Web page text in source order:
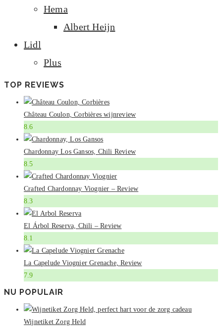
Hema
Albert Heijn
Lidl
Plus
TOP REVIEWS
Château Coulon, Corbières wijnreview
8.6
Chardonnay Los Gansos, Chili Review
8.5
Crafted Chardonnay Viognier – Review
8.3
El Árbol Reserva, Chili – Review
8.1
La Capelude Viognier Grenache, Review
7.9
NU POPULAIR
Wijnetiket Zorg Held